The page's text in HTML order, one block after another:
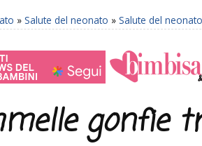
» Salute del neonato » Salute del
gonfie